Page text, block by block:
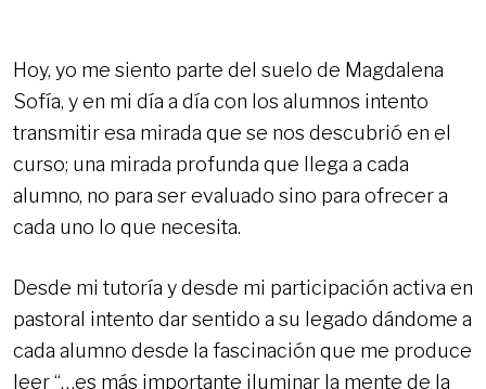
Hoy, yo me siento parte del suelo de Magdalena
Sofía, y en mi día a día con los alumnos intento
transmitir esa mirada que se nos descubrió en el
curso; una mirada profunda que llega a cada
alumno, no para ser evaluado sino para ofrecer a
cada uno lo que necesita.
Desde mi tutoría y desde mi participación activa en
pastoral intento dar sentido a su legado dándome a
cada alumno desde la fascinación que me produce
leer “…es más importante iluminar la mente de la